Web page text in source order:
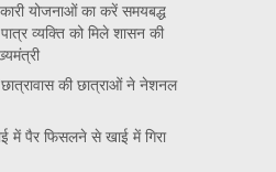
योजनाओं का करें समयबद्ध
व्यक्ति को मिले शासन की
छात्रावास की छात्राओं ने नेशनल
में पैर फिसलने से खाई में गिरा